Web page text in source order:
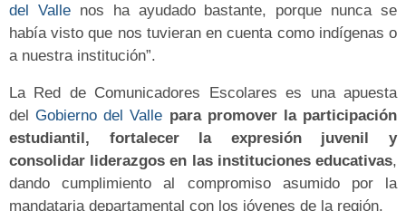
del Vallenos ha ayudado bastante, porque nunca se
había visto que nos tuvieran en cuenta como indígenas o
a nuestra institución”.
La Red de Comunicadores Escolares es una apuesta
delGobierno del Valle para promover la participación
estudiantil, fortalecer la expresión juvenil y
consolidar liderazgos en las instituciones educativas,
dando cumplimiento al compromiso asumido por la
mandataria departamental con los jóvenes de la región.